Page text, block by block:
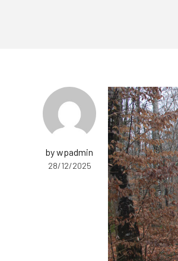
by wpadmin
28/12/2025